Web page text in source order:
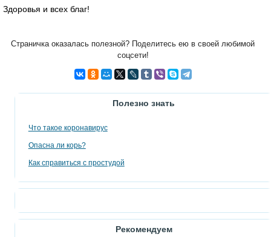
Здоровья и всех благ!
Страничка оказалась полезной? Поделитесь ею в своей любимой
соцсети!
Полезно знать
Что такое коронавирус
Опасна ли корь?
Как справиться с простудой
Рекомендуем